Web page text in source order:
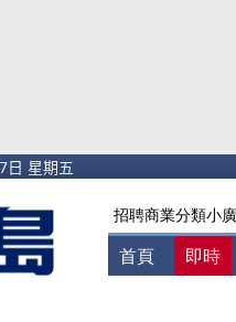
招聘商業分類小
首頁 即時